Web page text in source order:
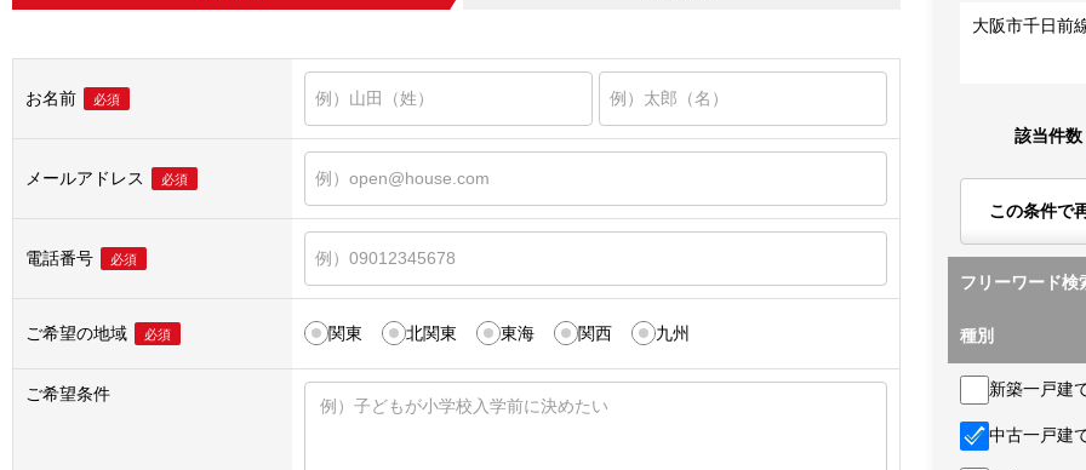
お名前 必須
メールアドレス 必須
電話番号 必須
ご希望の地域 必須 関東 北関東 東海 関西 九州
ご希望条件
大阪市千日前
該当件数
この条件で
フリーワード検
種別
新築一戸建
中古一戸建